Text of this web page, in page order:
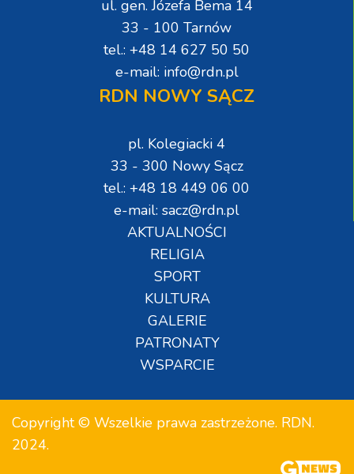
ul. gen. Józefa Bema 14
33 - 100 Tarnów
tel.: +48 14 627 50 50
e-mail: info@rdn.pl
RDN NOWY SĄCZ
pl. Kolegiacki 4
33 - 300 Nowy Sącz
tel.: +48 18 449 06 00
e-mail: sacz@rdn.pl
AKTUALNOŚCI
RELIGIA
SPORT
KULTURA
GALERIE
PATRONATY
WSPARCIE
Copyright © Wszelkie prawa zastrzeżone. RDN.
2024.